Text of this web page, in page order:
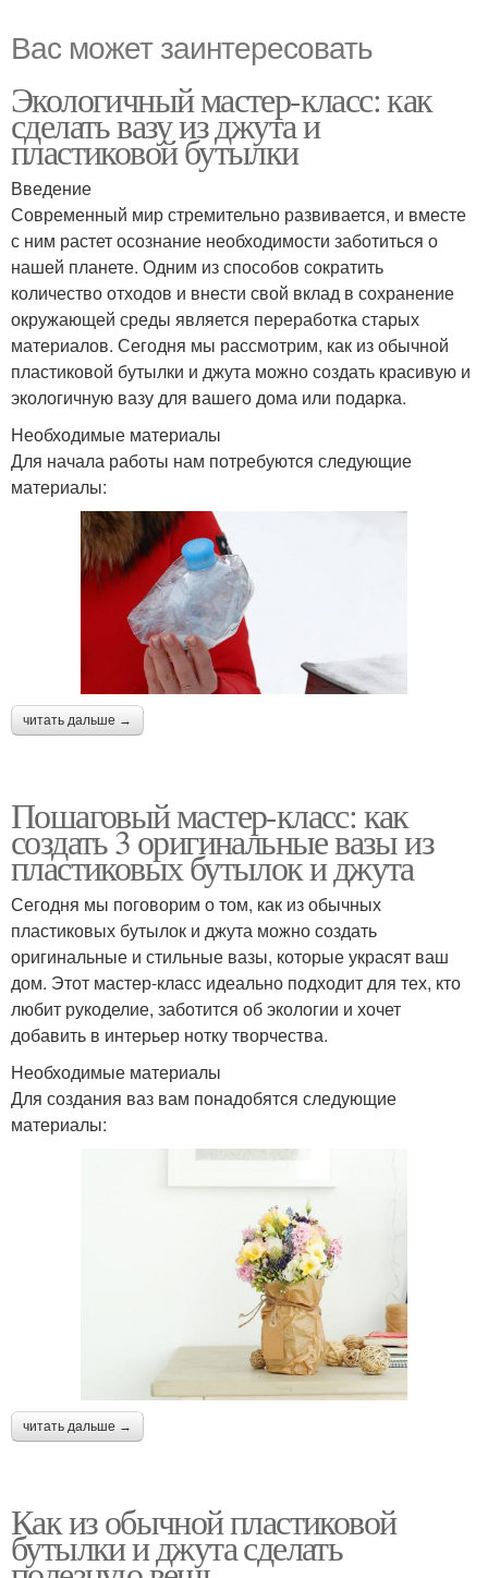
Вас может заинтересовать
Экологичный мастер-класс: как
сделать вазу из джута и
пластиковой бутылки
Введение
Современный мир стремительно развивается, и вместе
с ним растет осознание необходимости заботиться о
нашей планете. Одним из способов сократить
количество отходов и внести свой вклад в сохранение
окружающей среды является переработка старых
материалов. Сегодня мы рассмотрим, как из обычной
пластиковой бутылки и джута можно создать красивую и
экологичную вазу для вашего дома или подарка.
Необходимые материалы
Для начала работы нам потребуются следующие
материалы:
читать дальше →
Пошаговый мастер-класс: как
создать 3 оригинальные вазы из
пластиковых бутылок и джута
Сегодня мы поговорим о том, как из обычных
пластиковых бутылок и джута можно создать
оригинальные и стильные вазы, которые украсят ваш
дом. Этот мастер-класс идеально подходит для тех, кто
любит рукоделие, заботится об экологии и хочет
добавить в интерьер нотку творчества.
Необходимые материалы
Для создания ваз вам понадобятся следующие
материалы:
читать дальше →
Как из обычной пластиковой
бутылки и джута сделать